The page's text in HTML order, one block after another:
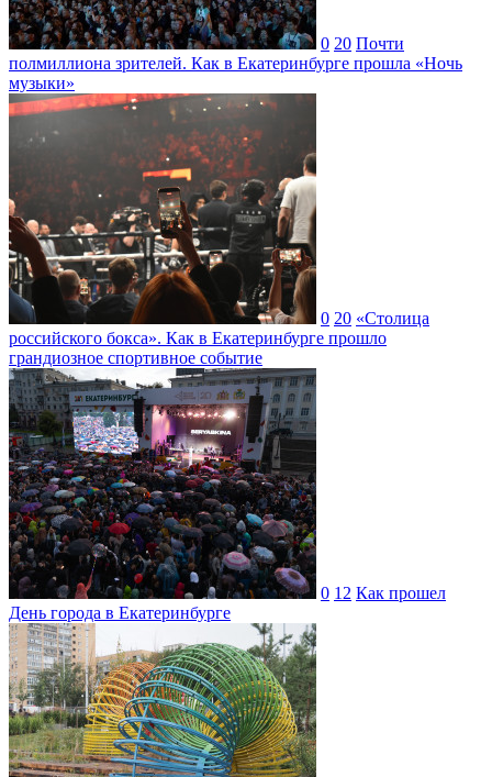
0 20 Почти
полмиллиона зрителей. Как в Екатеринбурге прошла «Ночь
музыки»
0 20 «Столица
российского бокса». Как в Екатеринбурге прошло
грандиозное спортивное событие
0 12 Как прошел
День города в Екатеринбурге